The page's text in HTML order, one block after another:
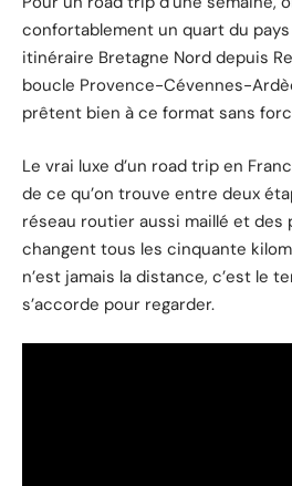
confortablement un quart du
itinéraire Bretagne Nord depuis
boucle Provence-Cévennes-
prêtent bien à ce format sans
Le vrai luxe d’un road trip en
de ce qu’on trouve entre deux
réseau routier aussi maillé et des
changent tous les cinquante
n’est jamais la distance, c’est le
s’accorde pour regarder.